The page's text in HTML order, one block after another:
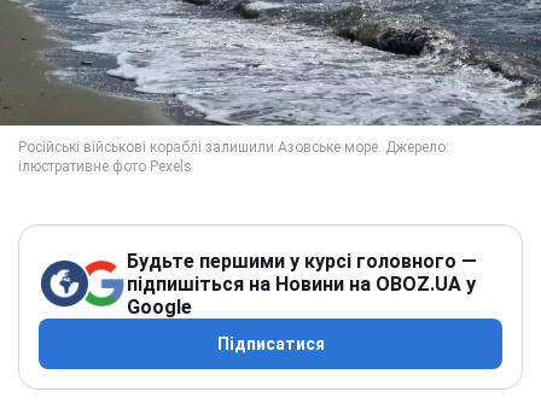
Будьте першими у курсі головного —
підпишіться на Новини на OBOZ.UA у
Google
Підписатися